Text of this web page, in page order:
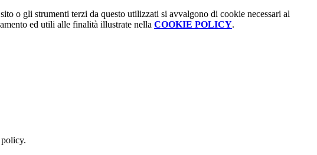
o gli strumenti terzi da questo utilizzati si avvalgono di cookie necessari al
ed utili alle finalità illustrate nella COOKIE POLICY.